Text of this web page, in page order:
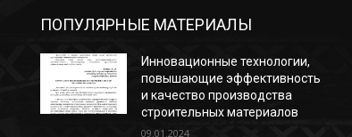
ПОПУЛЯРНЫЕ МАТЕРИАЛЫ
Инновационные технологии,
повышающие эффективность
и качество производства
строительных материалов
09.01.2024